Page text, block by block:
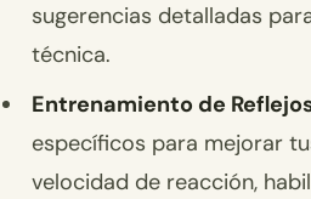
sugerencias detalladas
técnica.
Entrenamiento de
específicos para mejorar
velocidad de reacción,